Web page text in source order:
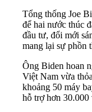
Tổng thống Joe
để hai nước thúc
đầu tư, đổi mới
mang lại sự phồn
Ông Biden hoan
Việt Nam vừa
khoảng 50 máy
hỗ trợ hơn